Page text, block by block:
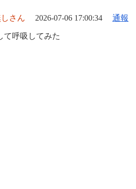
さん 2026-07-06 17:00:34 通報
て呼吸してみた